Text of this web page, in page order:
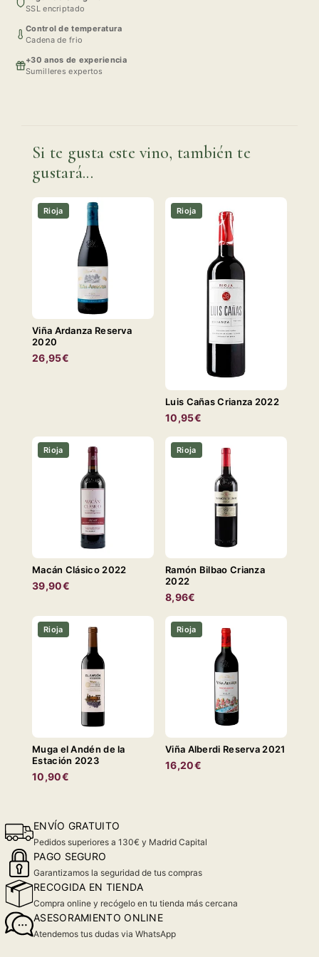
SSL encriptado
Control de temperatura
Cadena de frio
+30 anos de experiencia
Sumilleres expertos
Si te gusta este vino, también te
gustará...
Rioja
Viña Ardanza Reserva
2020
26,95€
Rioja
Luis Cañas Crianza 2022
10,95€
Rioja
Macán Clásico 2022
39,90€
Rioja
Ramón Bilbao Crianza
2022
8,96€
Rioja
Muga el Andén de la
Estación 2023
10,90€
Rioja
Viña Alberdi Reserva 2021
16,20€
ENVÍO GRATUITO
Pedidos superiores a 130€ y Madrid Capital
PAGO SEGURO
Garantizamos la seguridad de tus compras
RECOGIDA EN TIENDA
Compra online y recógelo en tu tienda más cercana
ASESORAMIENTO ONLINE
Atendemos tus dudas via WhatsApp